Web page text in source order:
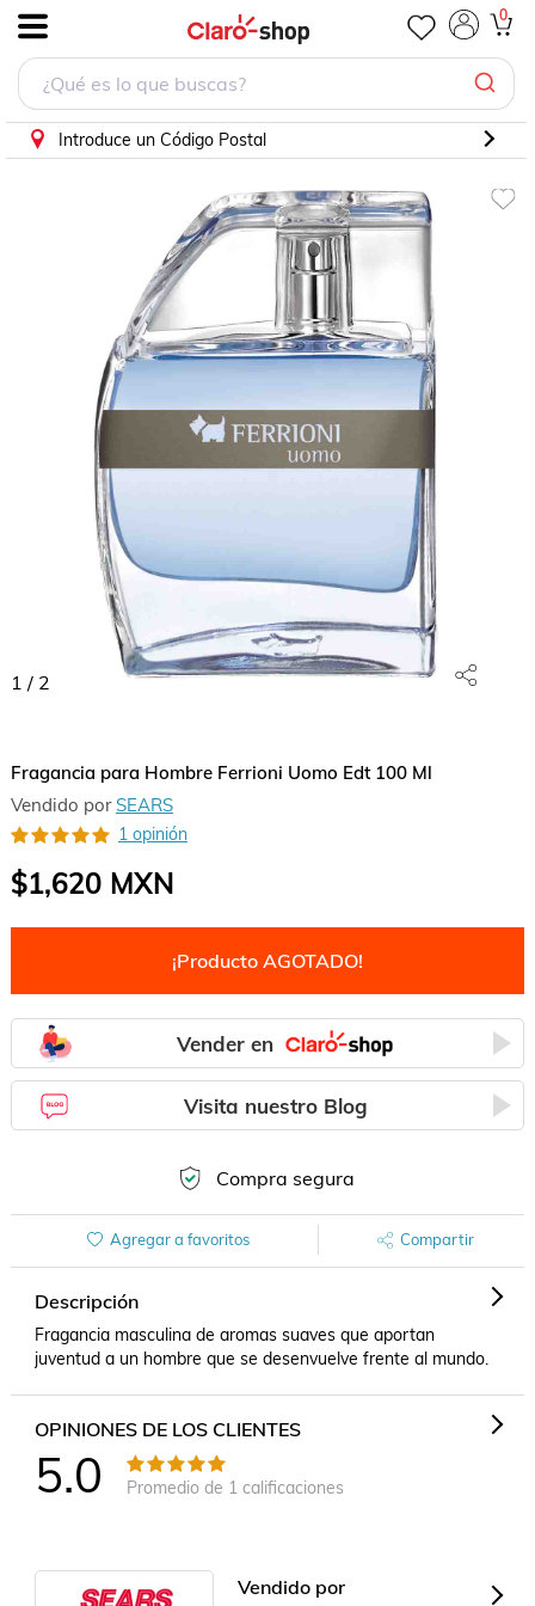
0
Introduce un Código Postal
1 / 2
Fragancia para Hombre Ferrioni Uomo Edt 100 Ml
Vendido por SEARS
1 opinión
$1,620MXN
¡Producto AGOTADO!
Vender en
Visita nuestro Blog
Compra segura
Agregar a favoritos Compartir
Descripción
Fragancia masculina de aromas suaves que aportan
juventud a un hombre que se desenvuelve frente al mundo.
OPINIONES DE LOS CLIENTES
5.0 Promedio de 1 calificaciones
Vendido por
Fragancia para Hombre Ferrioni Uomo Edt 100 Ml